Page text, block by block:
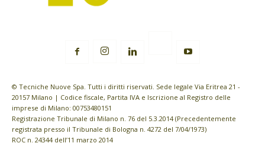
© Tecniche Nuove Spa. Tutti i diritti riservati. Sede legale Via Eritrea 21 -
20157 Milano | Codice fiscale, Partita IVA e Iscrizione al Registro delle
imprese di Milano: 00753480151
Registrazione Tribunale di Milano n. 76 del 5.3.2014 (Precedentemente
registrata presso il Tribunale di Bologna n. 4272 del 7/04/1973)
ROC n. 24344 dell’11 marzo 2014